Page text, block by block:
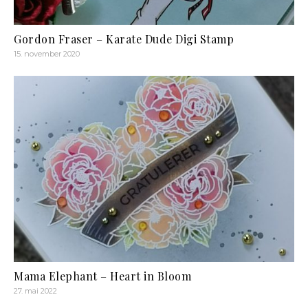
Gordon Fraser – Karate Dude Digi Stamp
15. november 2020
Mama Elephant – Heart in Bloom
27. mai 2022